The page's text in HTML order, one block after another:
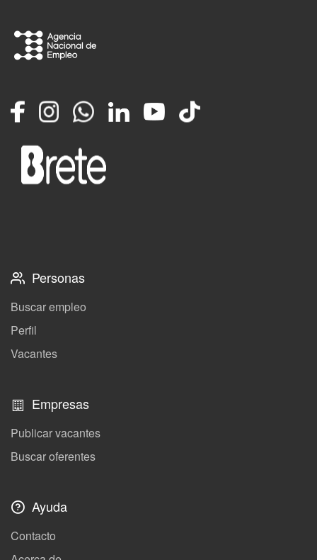
FacebookInstagramWhatsappLinkedInYouTube
TikTok
Personas
Buscar empleo
Perfil
Vacantes
Empresas
Publicar vacantes
Buscar oferentes
Ayuda
Contacto